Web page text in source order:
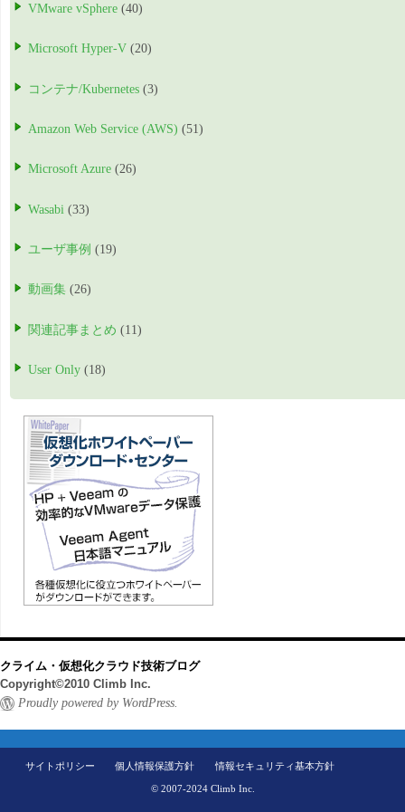
VMware vSphere (40)
Microsoft Hyper-V (20)
コンテナ/Kubernetes (3)
Amazon Web Service (AWS) (51)
Microsoft Azure (26)
Wasabi (33)
ユーザ事例 (19)
動画集 (26)
関連記事まとめ (11)
User Only (18)
クライム・仮想化クラウド技術ブログ
Copyright©2010 Climb Inc.
Proudly powered by WordPress.
サイトポリシー 個人情報保護方針 情報セキュリティ基本方針
© 2007-2024 Climb Inc.